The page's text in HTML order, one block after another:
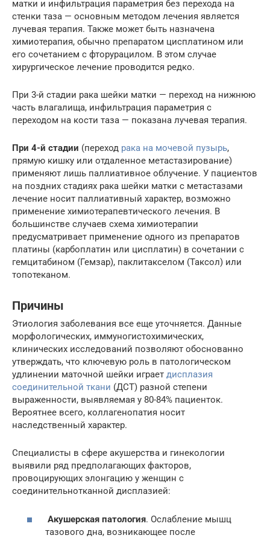
матки и инфильтрация параметрия без перехода на
стенки таза — основным методом лечения является
лучевая терапия. Также может быть назначена
химиотерапия, обычно препаратом цисплатином или
его сочетанием с фторурацилом. В этом случае
хирургическое лечение проводится редко.
При 3-й стадии рака шейки матки — переход на нижнюю
часть влагалища, инфильтрация параметрия с
переходом на кости таза — показана лучевая терапия.
При 4-й стадии (переход рака на мочевой пузырь,
прямую кишку или отдаленное метастазирование)
применяют лишь паллиативное облучение. У пациентов
на поздних стадиях рака шейки матки с метастазами
лечение носит паллиативный характер, возможно
применение химиотерапевтического лечения. В
большинстве случаев схема химиотерапии
предусматривает применение одного из препаратов
платины (карбоплатин или цисплатин) в сочетании с
гемцитабином (Гемзар), паклитакселом (Таксол) или
топотеканом.
Причины
Этиология заболевания все еще уточняется. Данные
морфологических, иммуногистохимических,
клинических исследований позволяют обоснованно
утверждать, что ключевую роль в патологическом
удлинении маточной шейки играет дисплазия
соединительной ткани (ДСТ) разной степени
выраженности, выявляемая у 80-84% пациенток.
Вероятнее всего, коллагенопатия носит
наследственный характер.
Специалисты в сфере акушерства и гинекологии
выявили ряд предполагающих факторов,
провоцирующих элонгацию у женщин с
соединительнотканной дисплазией:
Акушерская патология. Ослабление мышц
тазового дна, возникающее после